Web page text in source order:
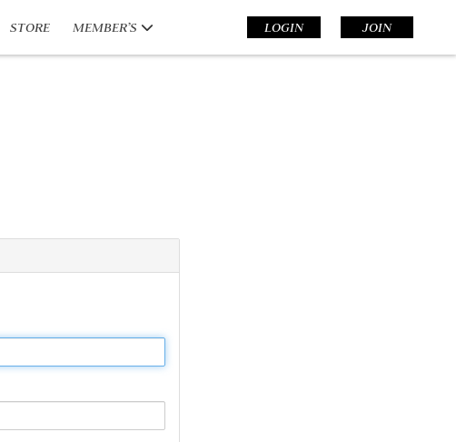
STORE MEMBER’S LOGIN JOIN